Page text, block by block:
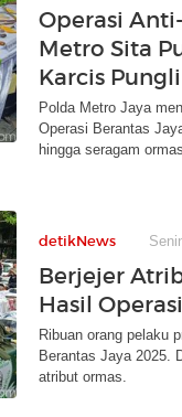
Operasi
Metro Sita
Karcis Pungli
Polda Metro Jaya
Operasi Berantas
hingga seragam ormas.
detikNews
Berjejer
Hasil
Ribuan orang pelaku
Berantas Jaya 2025.
atribut ormas.